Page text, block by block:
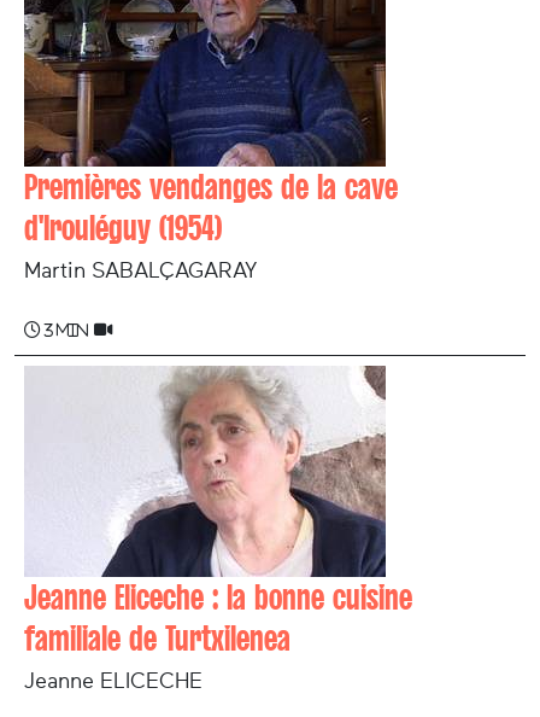
Premières vendanges de la cave
d'Irouléguy (1954)
Martin SABALÇAGARAY
3 min
Jeanne Eliceche : la bonne cuisine
familiale de Turtxilenea
Jeanne ELICECHE